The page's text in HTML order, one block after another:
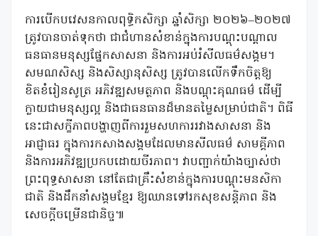
ការបើកបវេសនកាលពុទ្ធិកសិក្សា ឆ្នាំសិក្សា ២០២៦–២០២៧
ត្រូវបានចាត់ទុកថា ជាជំហានសំខាន់ក្នុងការបណ្តុះបណ្តាល
ធនធានមនុស្សផ្នែកសាសនា និងការអប់រំសីលធម៌សង្គម។
សមណសិស្ស និងសិស្សានុសិស្ស ត្រូវបានលើកទឹកចិត្តឱ្យ
ខិតខំរៀនសូត្រ អភិវឌ្ឍសមត្ថភាព និងបណ្តុះគុណធម៌ ដើម្បី
ក្លាយជាមនុស្សល្អ និងជាធនធានដ៏មានតម្លៃសម្រាប់ជាតិ។ ពិធី
នេះជាសក្ខីភាពបង្ហាញពីការរួមសហការរវាងសាសនា និង
អាជ្ញាធរ ក្នុងការកសាងសង្គមដែលមានសីលធម៌ សាមគ្គីភាព
និងការអភិវឌ្ឍប្រកបដោយចីរភាព។ វាបញ្ជាក់យ៉ាងច្បាស់ថា
ព្រះពុទ្ធសាសនា នៅតែជាគ្រឹះសំខាន់ក្នុងការបណ្តុះមនសិកា
ជាតិ និងដឹកនាំសង្គមខ្មែរ ឱ្យឈានទៅរកសុខសន្តិភាព និង
សេចក្ដីចម្រើនជានិច្ច៕